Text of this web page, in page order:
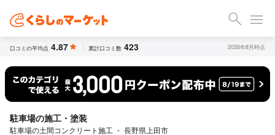
口コミの平均点 4.87 累計口コミ数 423 2026年8月時点
駐車場の施工・塗装
駐車場の土間コンクリート施工 ・ 長野県上田市